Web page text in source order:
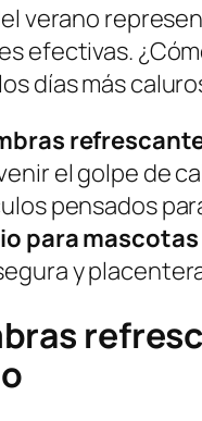
verano
efectivas.
días más
el golpe de
pensados
para
y